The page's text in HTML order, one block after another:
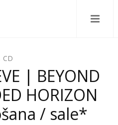
CD
| BEYOND
HORIZON
/ sale*